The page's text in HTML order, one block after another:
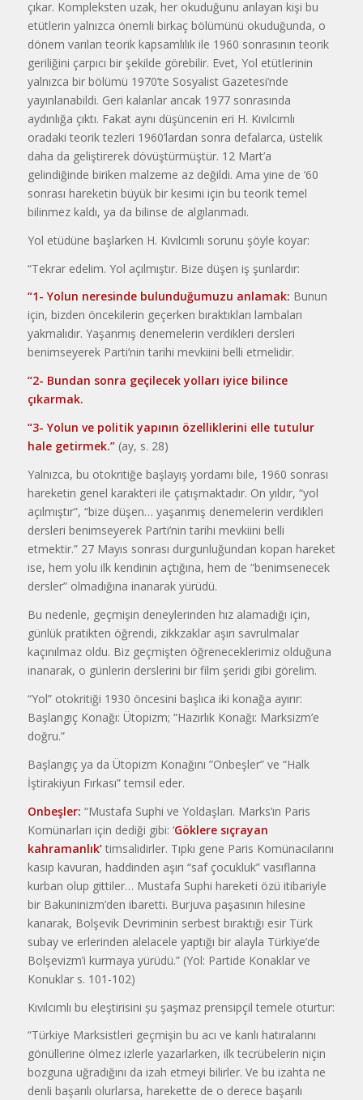
çıkar. Kompleksten uzak, her okuduğunu anlayan kişi bu
etütlerin yalnızca önemli birkaç bölümünü okuduğunda, o
dönem varılan teorik kapsamlılık ile 1960 sonrasının teorik
geriliğini çarpıcı bir şekilde görebilir. Evet, Yol etütlerinin
yalnızca bir bölümü 1970’te Sosyalist Gazetesi’nde
yayınlanabildi. Geri kalanlar ancak 1977 sonrasında
aydınlığa çıktı. Fakat aynı düşüncenin eri H. Kıvılcımlı
oradaki teorik tezleri 1960’lardan sonra defalarca, üstelik
daha da geliştirerek dövüştürmüştür. 12 Mart’a
gelindiğinde biriken malzeme az değildi. Ama yine de ‘60
sonrası hareketin büyük bir kesimi için bu teorik temel
bilinmez kaldı, ya da bilinse de algılanmadı.
Yol etüdüne başlarken H. Kıvılcımlı sorunu şöyle koyar:
“Tekrar edelim. Yol açılmıştır. Bize düşen iş şunlardır:
“1- Yolun neresinde bulunduğumuzu anlamak: Bunun
için, bizden öncekilerin geçerken bıraktıkları lambaları
yakmalıdır. Yaşanmış denemelerin verdikleri dersleri
benimseyerek Parti’nin tarihi mevkiini belli etmelidir.
“2- Bundan sonra geçilecek yolları iyice bilince
çıkarmak.
“3- Yolun ve politik yapının özelliklerini elle tutulur
hale getirmek.” (ay, s. 28)
Yalnızca, bu otokritiğe başlayış yordamı bile, 1960 sonrası
hareketin genel karakteri ile çatışmaktadır. On yıldır, “yol
açılmıştır”, “bize düşen… yaşanmış denemelerin verdikleri
dersleri benimseyerek Parti’nin tarihi mevkiini belli
etmektir.” 27 Ma­yıs sonrası durgunluğundan kopan hareket
ise, hem yolu ilk kendinin açtığına, hem de “benimsenecek
dersler” olmadığına inanarak yürüdü.
Bu nedenle, geçmişin deneylerinden hız alamadığı için,
günlük pratikten öğrendi, zikkzaklar aşırı savrulmalar
kaçınılmaz oldu. Biz geçmişten öğreneceklerimiz olduğuna
inanarak, o günlerin derslerini bir film şeridi gibi görelim.
“Yol” otokritiği 1930 öncesini başlıca iki konağa ayırır:
Başlangıç Konağı: Ütopizm; “Hazırlık Konağı: Marksizm’e
doğru.”
Başlangıç ya da Ütopizm Konağını ”Onbeşler” ve “Halk
İştirakiyun Fırkası” temsil eder.
Onbeşler: “Mustafa Suphi ve Yoldaşları. Marks’ın Paris
Komünarları için dediği gibi: ‘Göklere sıçrayan
kahramanlık’timsalidirler. Tıpkı gene Paris Komünacılarını
kasıp kavuran, haddinden aşırı “saf çocukluk” vasıflarına
kurban olup gittiler… Mustafa Suphi hareketi özü itibariyle
bir Bakuninizm’den ibaretti. Burjuva paşasının hilesine
kanarak, Bolşevik Devriminin serbest bıraktığı esir Türk
subay ve erlerinden alelacele yaptığı bir alayla Türkiye’de
Bolşevizm’i kurmaya yürüdü.” (Yol: Partide Konaklar ve
Konuklar s. 101-102)
Kıvılcımlı bu eleştirisini şu şaşmaz prensipçil temele oturtur:
“Türkiye Marksistleri geçmişin bu acı ve kanlı hatıralarını
gönüllerine ölmez izlerle yazarlarken, ilk tecrübelerin niçin
bozguna uğradığını da izah etmeyi bilirler. Ve bu izahta ne
denli başarılı olurlarsa, harekette de o derece başarılı